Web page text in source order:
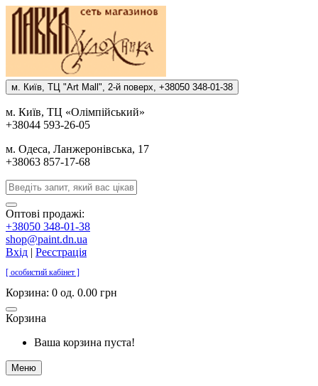
м. Киïв, ТЦ "Art Mall", 2-й поверх, +38050 348-01-38
м. Киïв, ТЦ «Олiмпiйський»
+38044 593-26-05
м. Одеса, Ланжеронiвська, 17
+38063 857-17-68
Оптові продажі:
+38050 348-01-38
shop@paint.dn.ua
Вхід | Реєстрація
[ особистий кабінет ]
Корзина: 0 од. 0.00 грн
Корзина
Ваша корзина пуста!
Меню